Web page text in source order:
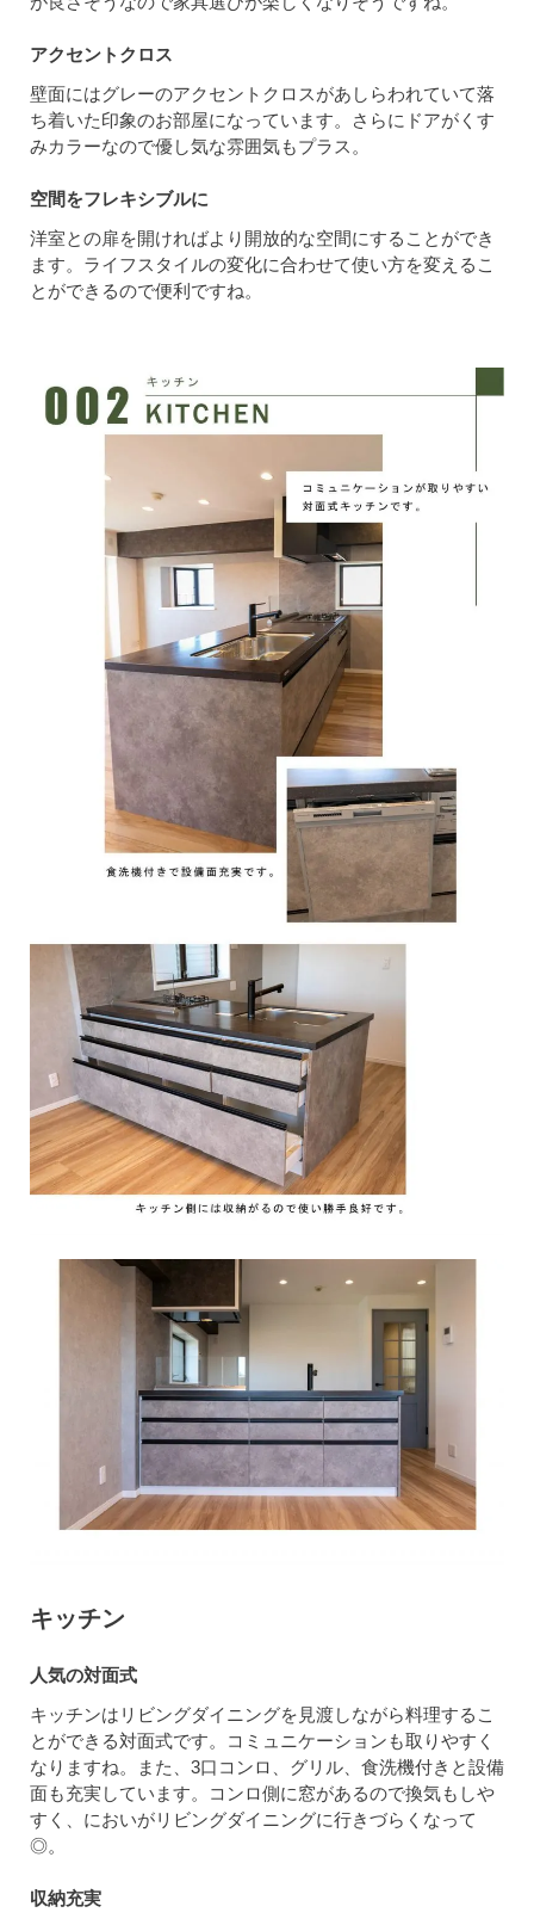
アクセントクロス
壁面にはグレーのアクセントクロスがあしらわれていて落
ち着いた印象のお部屋になっています。さらにドアがくす
みカラーなので優し気な雰囲気もプラス。
空間をフレキシブルに
洋室との扉を開ければより開放的な空間にすることができ
ます。ライフスタイルの変化に合わせて使い方を変えるこ
とができるので便利ですね。
キッチン
人気の対面式
キッチンはリビングダイニングを見渡しながら料理するこ
とができる対面式です。コミュニケーションも取りやすく
なりますね。また、3口コンロ、グリル、食洗機付きと設備
面も充実しています。コンロ側に窓があるので換気もしや
すく、においがリビングダイニングに行きづらくなって
◎。
収納充実